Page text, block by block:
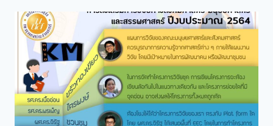
FROM
HOME
คณะ
มนุษยศาสตร์
และ
สังคมศาสตร์